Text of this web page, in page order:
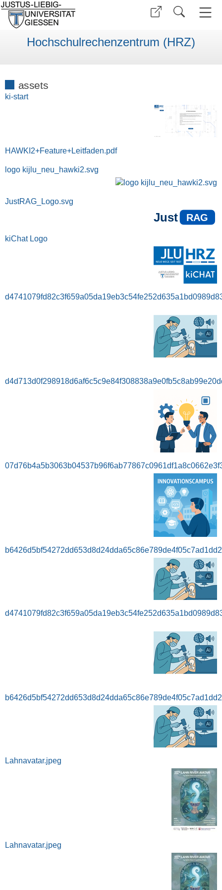
Hochschulrechenzentrum (HRZ)
assets
ki-start
HAWKI2+Feature+Leitfaden.pdf
logo kijlu_neu_hawki2.svg
JustRAG_Logo.svg
kiChat Logo
Lahnavatar.jpeg
Lahnavatar.jpeg